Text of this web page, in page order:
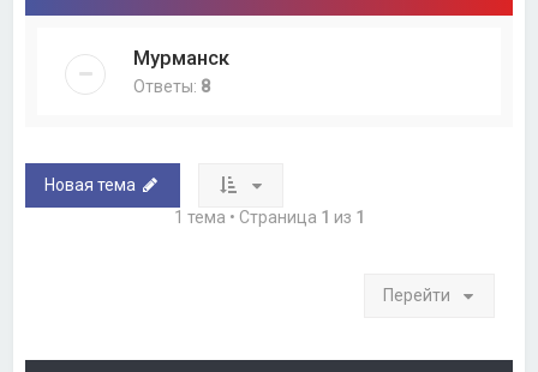
Мурманск
Ответы: 8
Новая тема
1 тема • Страница 1 из 1
Перейти